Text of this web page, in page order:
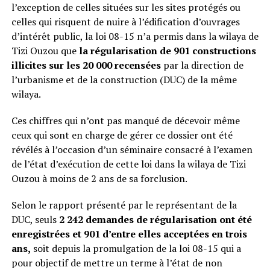
l’exception de celles situées sur les sites protégés ou
celles qui risquent de nuire à l’édification d’ouvrages
d’intérêt public, la loi 08-15 n’a permis dans la wilaya de
Tizi Ouzou que la régularisation de 901 constructions
illicites sur les 20 000 recenséespar la direction de
l’urbanisme et de la construction (DUC) de la même
wilaya.
Ces chiffres qui n’ont pas manqué de décevoir même
ceux qui sont en charge de gérer ce dossier ont été
révélés à l’occasion d’un séminaire consacré à l’examen
de l’état d’exécution de cette loi dans la wilaya de Tizi
Ouzou à moins de 2 ans de sa forclusion.
Selon le rapport présenté par le représentant de la
DUC, seuls 2 242 demandes de régularisation ont été
enregistrées et 901 d’entre elles acceptées en trois
ans, soit depuis la promulgation de la loi 08-15 qui a
pour objectif de mettre un terme à l’état de non